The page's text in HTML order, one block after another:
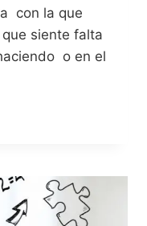
con la que
siente falta
o en el